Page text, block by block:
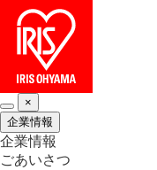
×
企業情報
企業情報
ごあいさつ